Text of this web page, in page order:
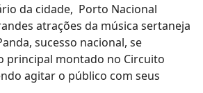
da cidade, Porto Nacional
atrações da música sertaneja
sucesso nacional, se
principal montado no Circuito
agitar o público com seus